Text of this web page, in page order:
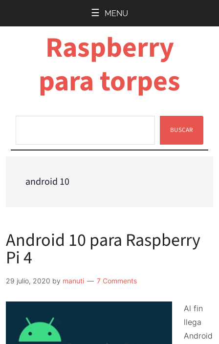
MENU
Raspberry
para torpes
BUSCAR
android 10
Android 10 para Raspberry
Pi 4
29 julio, 2020 by manuti 7 Comments
Al fin
llega
Android